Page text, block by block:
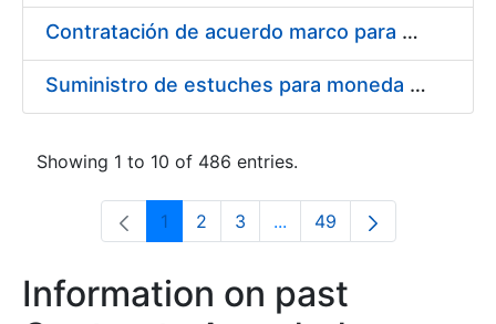
Contratación de acuerdo marco para el Suministro de Material de Electricidad para la Fábrica Nacional de Moneda y Timbre-Real Casa de la Moneda en su centro de trabajo de Burgos
Suministro de estuches para moneda de 30 €
Showing 1 to 10 of 486 entries.
Page
1 Page
2 Page
3 ...Intermediate Pages Use
Page
49
Information on past